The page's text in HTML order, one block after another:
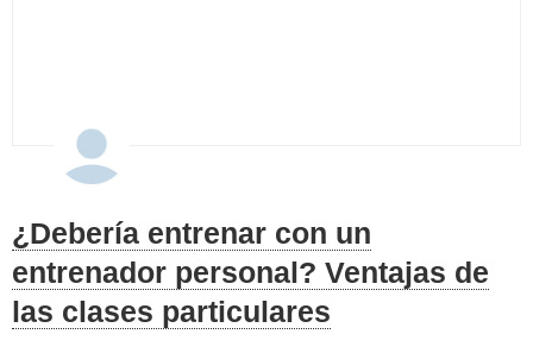
¿Debería entrenar con un
entrenador personal? Ventajas de
las clases particulares